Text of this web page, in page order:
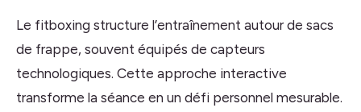
Le fitboxing structure l’entraînement autour de sacs
de frappe, souvent équipés de capteurs
technologiques. Cette approche interactive
transforme la séance en un défi personnel mesurable.